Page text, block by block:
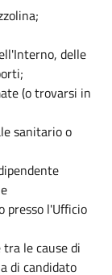
delle
(o trovarsi in
sanitario o
presso l'Ufficio
le cause di
di candidato